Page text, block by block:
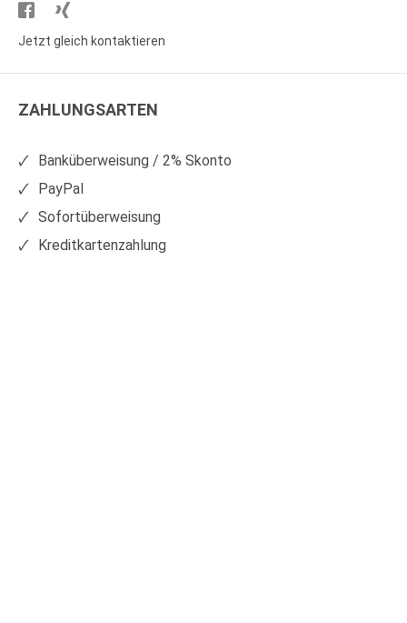
Besuchen
Sie
auf
Sie
auf
Jetzt gleich kontaktieren
ZAHLUNGSARTEN
Banküberweisung / 2% Skonto
PayPal
Sofortüberweisung
Kreditkartenzahlung